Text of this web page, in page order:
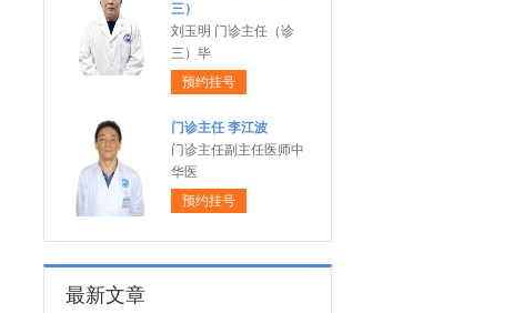
三）
刘玉明 门诊主任（诊
三）毕
预约挂号
门诊主任 李江波
门诊主任副主任医师中
华医
预约挂号
最新文章